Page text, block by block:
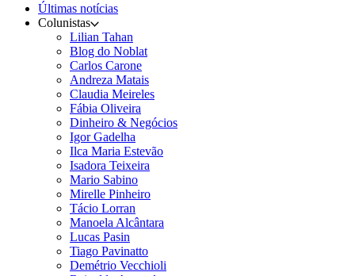
Últimas notícias
Colunistas
Lilian Tahan
Blog do Noblat
Carlos Carone
Andreza Matais
Claudia Meireles
Fábia Oliveira
Dinheiro & Negócios
Igor Gadelha
Ilca Maria Estevão
Isadora Teixeira
Mario Sabino
Mirelle Pinheiro
Tácio Lorran
Manoela Alcântara
Lucas Pasin
Tiago Pavinatto
Demétrio Vecchioli